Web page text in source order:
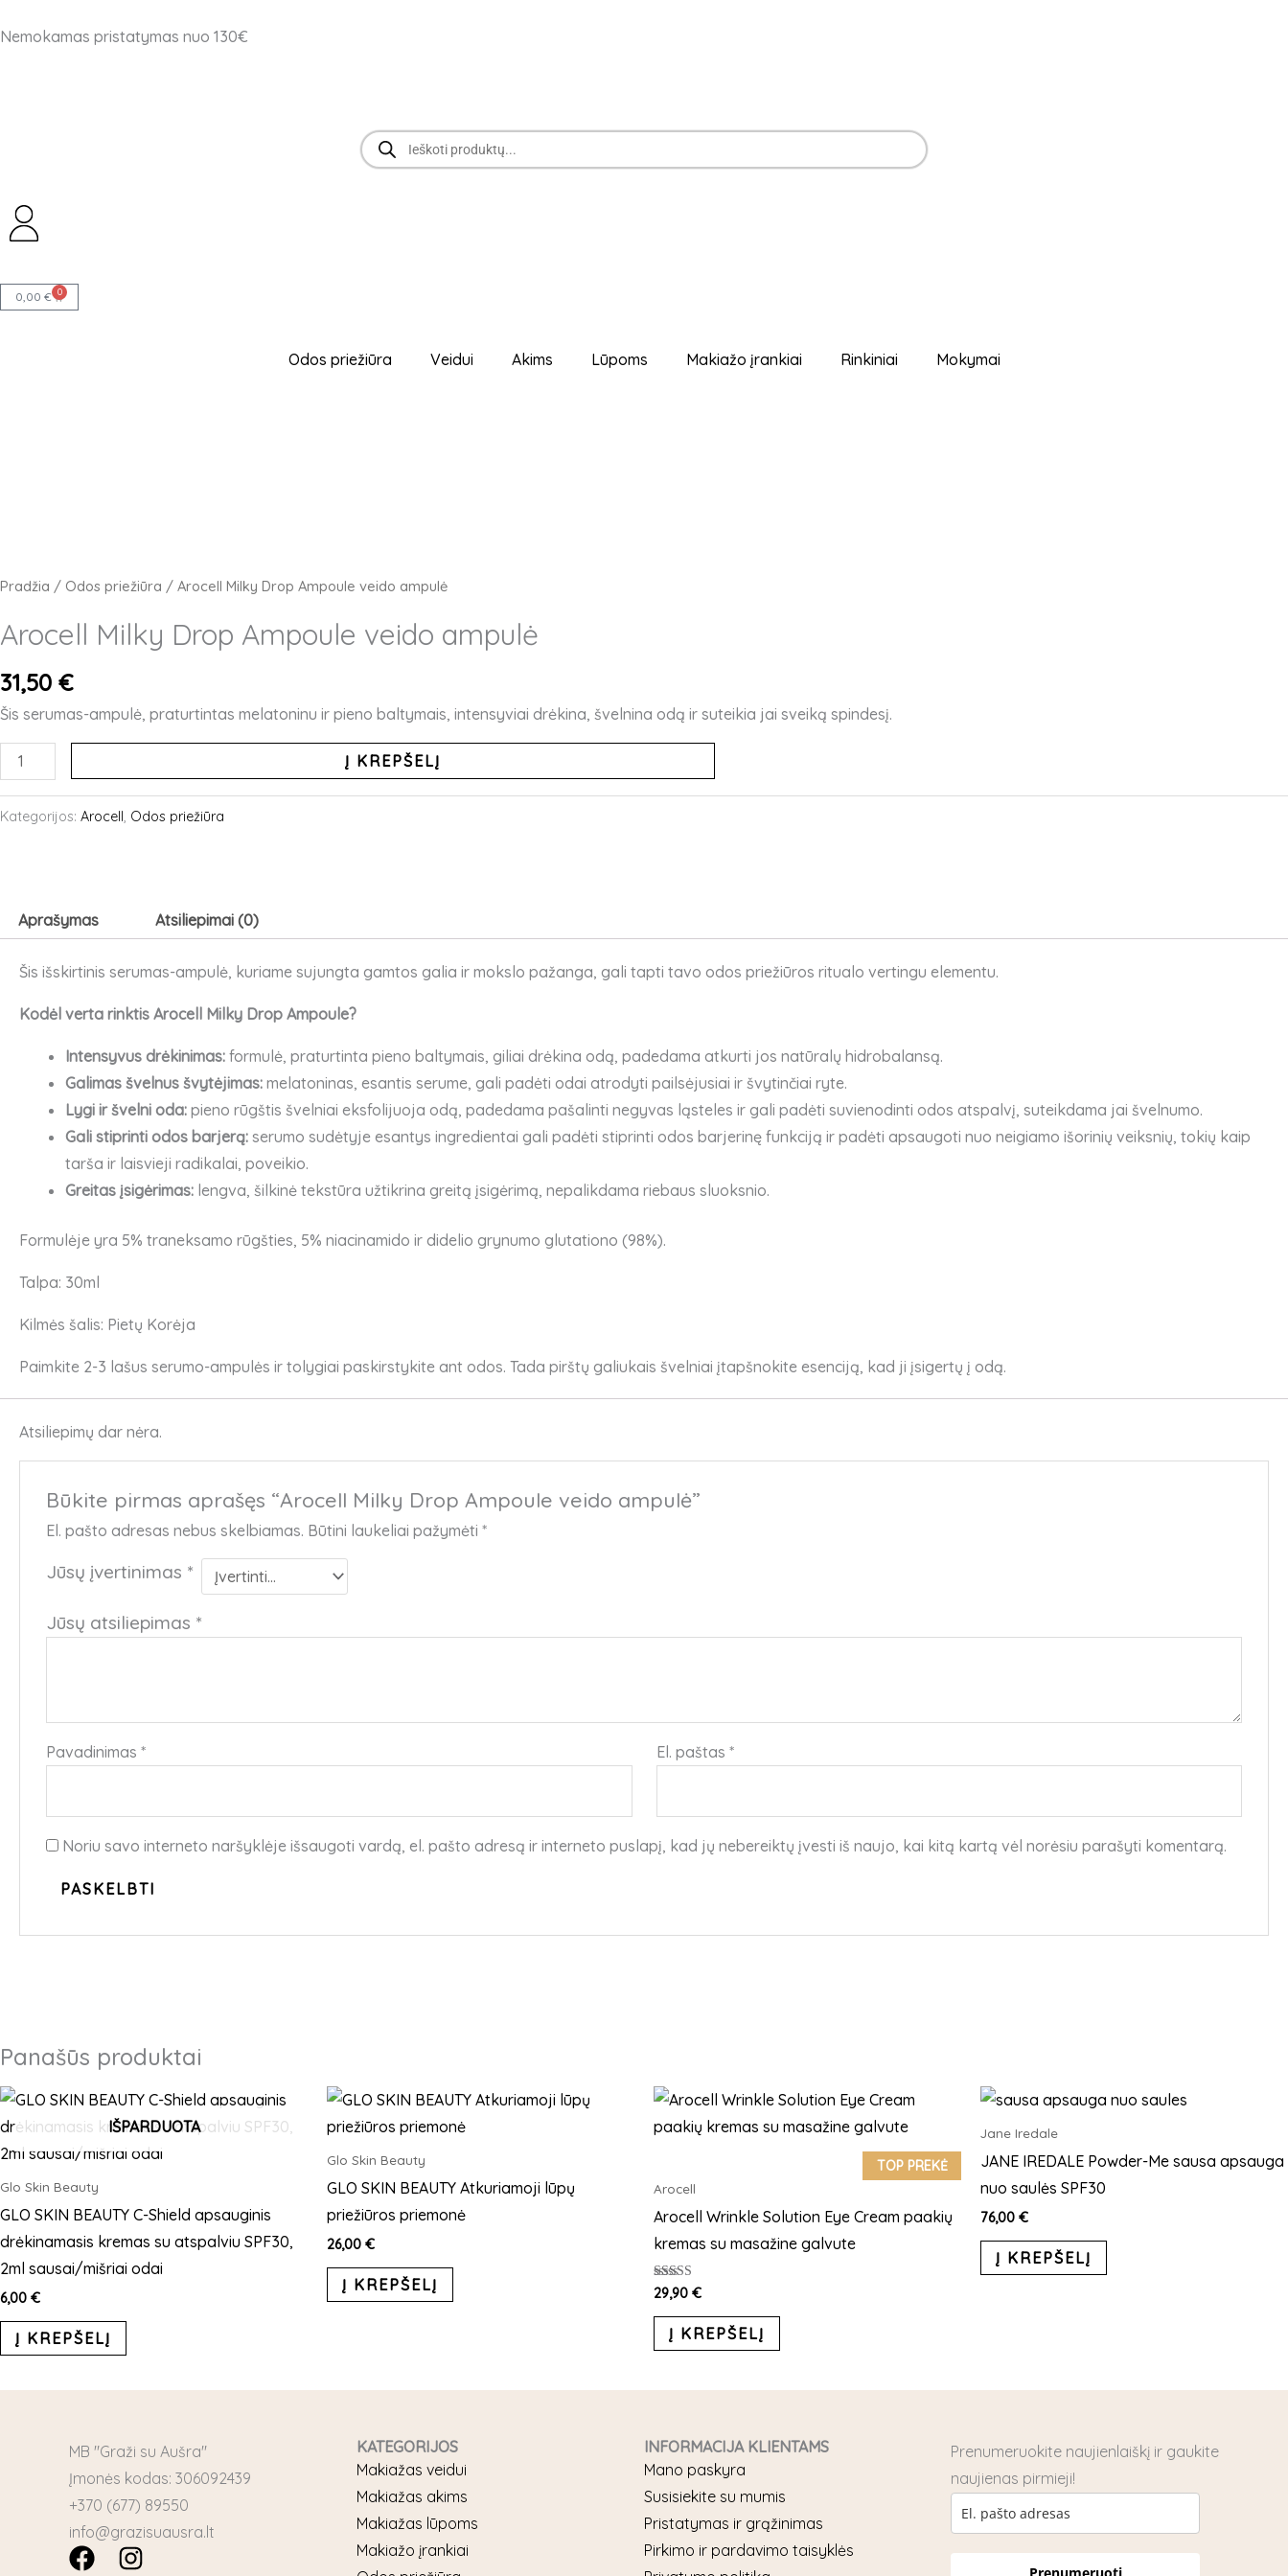
prie
Nemokamas pristatymas nuo 130€
Products
search
0,00 € 0
Cart
Odos priežiūra Veidui Akims Lūpoms Makiažo įrankiai Rinkiniai Mokymai
Pradžia / Odos priežiūra / Arocell Milky Drop Ampoule veido ampulė
Arocell Milky Drop Ampoule veido ampulė
31,50 €
Šis serumas-ampulė, praturtintas melatoninu ir pieno baltymais, intensyviai drėkina, švelnina odą ir suteikia jai sveiką spindesį.
produkto
kiekis:
Arocell
veido
ampulė
Į KREPŠELĮ
Kategorijos: Arocell, Odos priežiūra
Aprašymas Atsiliepimai (0)
Šis išskirtinis serumas-ampulė, kuriame sujungta gamtos galia ir mokslo pažanga, gali tapti tavo odos priežiūros ritualo vertingu elementu.
Kodėl verta rinktis Arocell Milky Drop Ampoule?
Intensyvus drėkinimas: formulė, praturtinta pieno baltymais, giliai drėkina odą, padedama atkurti jos natūralų hidrobalansą.
Galimas švelnus švytėjimas: melatoninas, esantis serume, gali padėti odai atrodyti pailsėjusiai ir švytinčiai ryte.
Lygi ir švelni oda: pieno rūgštis švelniai eksfolijuoja odą, padedama pašalinti negyvas ląsteles ir gali padėti suvienodinti odos atspalvį, suteikdama jai švelnumo.
Gali stiprinti odos barjerą: serumo sudėtyje esantys ingredientai gali padėti stiprinti odos barjerinę funkciją ir padėti apsaugoti nuo neigiamo išorinių veiksnių, tokių kaip
tarša ir laisvieji radikalai, poveikio.
Greitas įsigėrimas: lengva, šilkinė tekstūra užtikrina greitą įsigėrimą, nepalikdama riebaus sluoksnio.
Formulėje yra 5% traneksamo rūgšties, 5% niacinamido ir didelio grynumo glutationo (98%).
Talpa: 30ml
Kilmės šalis: Pietų Korėja
Paimkite 2-3 lašus serumo-ampulės ir tolygiai paskirstykite ant odos. Tada pirštų galiukais švelniai įtapšnokite esenciją, kad ji įsigertų į odą.
Atsiliepimų dar nėra.
Būkite pirmas aprašęs “Arocell Milky Drop Ampoule veido ampulė”
El. pašto adresas nebus skelbiamas. Būtini laukeliai pažymėti *
Jūsų įvertinimas *
Jūsų atsiliepimas *
Pavadinimas * El. paštas *
Noriu savo interneto naršyklėje išsaugoti vardą, el. pašto adresą ir interneto puslapį, kad jų nebereiktų įvesti iš naujo, kai kitą kartą vėl norėsiu parašyti komentarą.
Panašūs produktai
IŠPARDUOTA
Glo Skin Beauty
GLO SKIN BEAUTY C-Shield apsauginis
drėkinamasis kremas su atspalviu SPF30,
2ml sausai/mišriai odai
6,00 €
Į KREPŠELĮ
This
product
has
variants.
options
the
page
Glo Skin Beauty
GLO SKIN BEAUTY Atkuriamoji lūpų
priežiūros priemonė
26,00 €
Į KREPŠELĮ
TOP PREKĖ
Arocell
Arocell Wrinkle Solution Eye Cream paakių
kremas su masažine galvute
Įvertinimas:
5.00
iš 5
29,90 €
Į KREPŠELĮ
Jane Iredale
JANE IREDALE Powder-Me sausa apsauga
nuo saulės SPF30
76,00 €
Į KREPŠELĮ
This
has
the
page
MB "Graži su Aušra"
Įmonės kodas: 306092439
+370 (677) 89550
info@grazisuausra.lt
F I
KATEGORIJOS
Makiažas veidui
Makiažas akims
Makiažas lūpoms
Makiažo įrankiai
INFORMACIJA KLIENTAMS
Mano paskyra
Susisiekite su mumis
Pristatymas ir grąžinimas
Pirkimo ir pardavimo taisyklės
Prenumeruokite naujienlaiškį ir gaukite
naujienas pirmieji!